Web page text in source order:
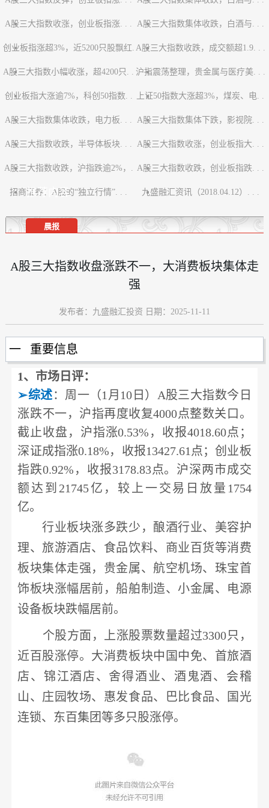
A股三大指数收涨，创业板指涨. . . A股三大指数集体收跌，白酒与. . .
创业板指涨超3%，近5200只股飘红.
. .
A股三大指数收跌，成交额超1.9. . .
A股三大指数小幅收涨，超4200只. .
.
沪指震荡整理，贵金属与医疗美. . .
创业板指大涨逾7%，科创50指数. .
.
上证50指数大涨超3%，煤炭、电. .
.
A股三大指数集体收跌，电力板. . . A股三大指数集体下跌，影视院. . .
A股三大指数收跌，半导体板块. . . A股三大指数收涨，创业板指大. . .
A股三大指数收跌，沪指跌逾2%，.
. .
A股三大指数收跌，创业板指跌. . .
推荐内容
招商证券：A股的“独立行情”. . . 九盛融汇资讯（2018.04.12）. . .
晨报
A股三大指数收盘涨跌不一，大消费板块集体走
强
发布者：九盛融汇投资 日期：2025-11-11
一 重要信息
1、市场日评：
➢综述：周一（1月10日）
A股三大指数今日
涨跌不一，沪指再度收复4000点整数关口。
截止收盘，沪指涨0.53%，收报4018.60点；
深证成指涨0.18%，收报13427.61点；创业板
指跌0.92%，收报3178.83点。沪深两市成交
额达到21745亿，较上一交易日放量1754
亿。
行业板块涨多跌少，酿酒行业、美容护
理、旅游酒店、食品饮料、商业百货等消费
板块集体走强，贵金属、航空机场、珠宝首
饰板块涨幅居前，船舶制造、小金属、电源
设备板块跌幅居前。
个股方面，上涨股票数量超过3300只，
近百股涨停。大消费板块中国中免、首旅酒
店、锦江酒店、舍得酒业、酒鬼酒、会稽
山、庄园牧场、惠发食品、巴比食品、国光
连锁、东百集团等多只股涨停。